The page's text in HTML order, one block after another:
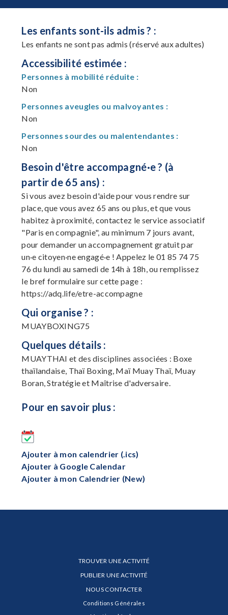
Les enfants sont-ils admis ? :
Les enfants ne sont pas admis (réservé aux adultes)
Accessibilité estimée :
Personnes à mobilité réduite :
Non
Personnes aveugles ou malvoyantes :
Non
Personnes sourdes ou malentendantes :
Non
Besoin d'être accompagné·e ? (à
partir de 65 ans) :
Si vous avez besoin d'aide pour vous rendre sur
place, que vous avez 65 ans ou plus, et que vous
habitez à proximité, contactez le service associatif
"Paris en compagnie", au minimum 7 jours avant,
pour demander un accompagnement gratuit par
un·e citoyen·ne engagé·e ! Appelez le 01 85 74 75
76 du lundi au samedi de 14h à 18h, ou remplissez
le bref formulaire sur cette page :
https://adq.life/etre-accompagne
Qui organise ? :
MUAYBOXING75
Quelques détails :
MUAYTHAI et des disciplines associées : Boxe
thaïlandaise, Thaï Boxing, Maï Muay Thaï, Muay
Boran, Stratégie et Maîtrise d'adversaire.
Pour en savoir plus :
Ajouter à mon calendrier (.ics)
Ajouter à Google Calendar
Ajouter à mon Calendrier (New)
TROUVER UNE ACTIVITÉ
PUBLIER UNE ACTIVITÉ
NOUS CONTACTER
Conditions Générales